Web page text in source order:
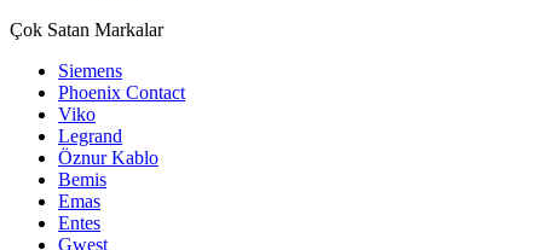
Çok Satan Markalar
Siemens
Phoenix Contact
Viko
Legrand
Öznur Kablo
Bemis
Emas
Entes
Gwest